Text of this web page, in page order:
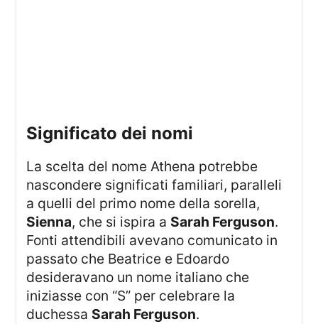
significato dei nomi
La scelta del nome Athena potrebbe
nascondere significati familiari, paralleli
a quelli del primo nome della sorella,
Sienna, che si ispira a Sarah Ferguson.
Fonti attendibili avevano comunicato in
passato che Beatrice e Edoardo
desideravano un nome italiano che
iniziasse con “S” per celebrare la
duchessa Sarah Ferguson.